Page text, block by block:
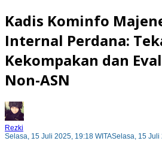
Kadis Kominfo
Internal Perdana:
Kekompakan dan
Non-ASN
Rezki
Selasa, 15 Juli 2025, 19:18 WITASelasa, 15 Juli